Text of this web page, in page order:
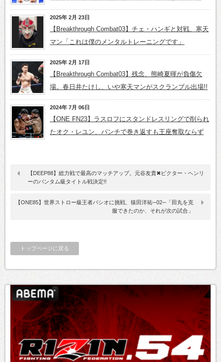
2025年 2月 23日
【Breakthrough Combat03】チェ・ハンギと対戦、寒天
マン「これは僕のメンタルトレーニングです」
2025年 2月 17日
【Breakthrough Combat03】残念、熊崎夏暉が負傷欠
場。春日井たけし、いや寒天マンがスクランブル出場!!
2024年 7月 06日
【ONE FN23】ラスロフにスタンドレスリングで削られ
たオク・レユン、パンチで巻き返すも王座奪取ならず
【DEEP88】総力戦で最高のマッチアップ。元谷友貴✖ビクター・ヘンリ
ーのバンタム級タイトル戦決定!!
【ONE85】世界ストロー級王者パシオに挑戦、猿田洋祐─02─「田丸を克
服できたのか、それが次の試合」
トップページに戻る